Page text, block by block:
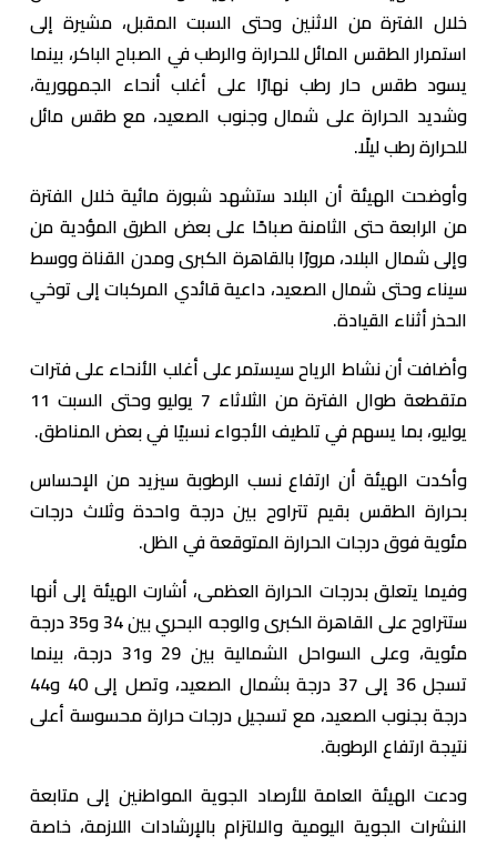
خلال الفترة من الاثنين وحتى السبت المقبل، مشيرة إلى
استمرار الطقس المائل للحرارة والرطب في الصباح الباكر، بينما
يسود طقس حار رطب نهارًا على أغلب أنحاء الجمهورية،
وشديد الحرارة على شمال وجنوب الصعيد، مع طقس مائل
للحرارة رطب ليلًا.
وأوضحت الهيئة أن البلاد ستشهد شبورة مائية خلال الفترة
من الرابعة حتى الثامنة صباحًا على بعض الطرق المؤدية من
وإلى شمال البلاد، مرورًا بالقاهرة الكبرى ومدن القناة ووسط
سيناء وحتى شمال الصعيد، داعية قائدي المركبات إلى توخي
الحذر أثناء القيادة.
وأضافت أن نشاط الرياح سيستمر على أغلب الأنحاء على فترات
متقطعة طوال الفترة من الثلاثاء 7 يوليو وحتى السبت 11
يوليو، بما يسهم في تلطيف الأجواء نسبيًا في بعض المناطق.
وأكدت الهيئة أن ارتفاع نسب الرطوبة سيزيد من الإحساس
بحرارة الطقس بقيم تتراوح بين درجة واحدة وثلاث درجات
مئوية فوق درجات الحرارة المتوقعة في الظل.
وفيما يتعلق بدرجات الحرارة العظمى، أشارت الهيئة إلى أنها
ستتراوح على القاهرة الكبرى والوجه البحري بين 34 و35 درجة
مئوية، وعلى السواحل الشمالية بين 29 و31 درجة، بينما
تسجل 36 إلى 37 درجة بشمال الصعيد، وتصل إلى 40 و44
درجة بجنوب الصعيد، مع تسجيل درجات حرارة محسوسة أعلى
نتيجة ارتفاع الرطوبة.
ودعت الهيئة العامة للأرصاد الجوية المواطنين إلى متابعة
النشرات الجوية اليومية والالتزام بالإرشادات اللازمة، خاصة